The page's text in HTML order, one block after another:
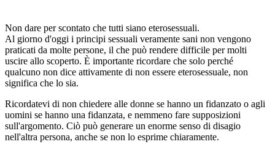
Non dare per scontato che tutti siano eterosessuali.
Al giorno d'oggi i principi sessuali veramente sani non vengono
praticati da molte persone, il che può rendere difficile per molti
uscire allo scoperto. È importante ricordare che solo perché
qualcuno non dice attivamente di non essere eterosessuale, non
significa che lo sia.
Ricordatevi di non chiedere alle donne se hanno un fidanzato o agli
uomini se hanno una fidanzata, e nemmeno fare supposizioni
sull'argomento. Ciò può generare un enorme senso di disagio
nell'altra persona, anche se non lo esprime chiaramente.